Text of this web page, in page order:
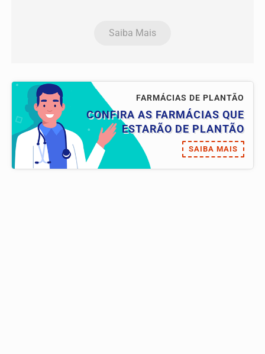
Saiba Mais
FARMÁCIAS DE PLANTÃO
CONFIRA AS FARMÁCIAS QUE
ESTARÃO DE PLANTÃO
SAIBA MAIS